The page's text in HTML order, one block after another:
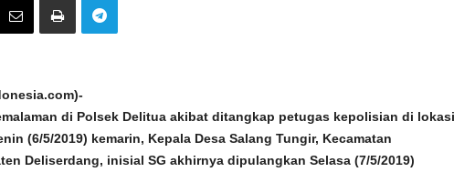
di Polsek Delitua akibat ditangkap petugas kepolisian di lokasi
(6/5/2019) kemarin, Kepala Desa Salang Tungir, Kecamatan
Deliserdang, inisial SG akhirnya dipulangkan Selasa (7/5/2019)